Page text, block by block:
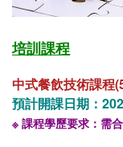
培訓課程
中式餐飲技術課程
預計開課日期：
※ 課程學歷要求：需